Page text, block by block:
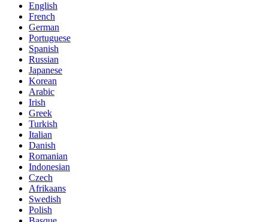
English
French
German
Portuguese
Spanish
Russian
Japanese
Korean
Arabic
Irish
Greek
Turkish
Italian
Danish
Romanian
Indonesian
Czech
Afrikaans
Swedish
Polish